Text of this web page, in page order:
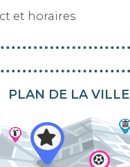
et horaires
PLAN DE LA VILLE